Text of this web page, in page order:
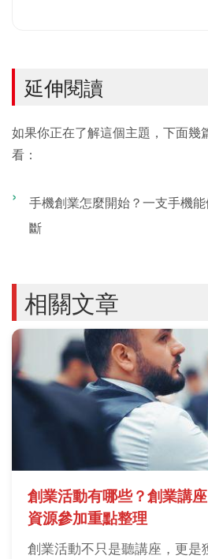
延伸閱讀
如果你正在了解這個主題，下面幾
看：
手機創業怎麼開始？一支手機
斷
相關文章
創業活動有哪些？創業講
資源參加重點整理
創業活動不只是聽講座，更是